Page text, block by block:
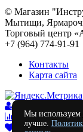
© Магазин
Мытищи,
Торговый центр
+7 (964) 774-91-91
Контакты
Карта сайта
Сравнение 0
Отложенные 0
Мы используем
лучше.